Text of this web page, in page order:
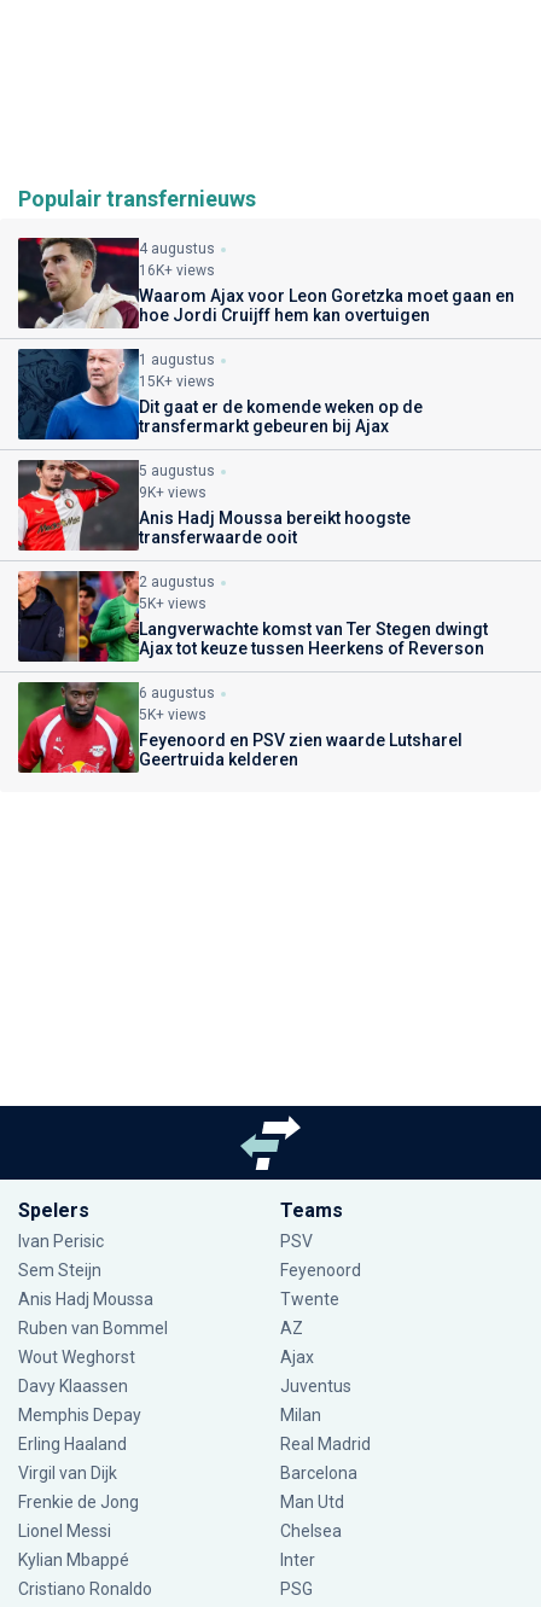
Populair transfernieuws
4 augustus
16K+ views
Waarom Ajax voor Leon Goretzka moet gaan en
hoe Jordi Cruijff hem kan overtuigen
1 augustus
15K+ views
Dit gaat er de komende weken op de
transfermarkt gebeuren bij Ajax
5 augustus
9K+ views
Anis Hadj Moussa bereikt hoogste
transferwaarde ooit
2 augustus
5K+ views
Langverwachte komst van Ter Stegen dwingt
Ajax tot keuze tussen Heerkens of Reverson
6 augustus
5K+ views
Feyenoord en PSV zien waarde Lutsharel
Geertruida kelderen
Spelers
Ivan Perisic
Sem Steijn
Anis Hadj Moussa
Ruben van Bommel
Wout Weghorst
Davy Klaassen
Memphis Depay
Erling Haaland
Virgil van Dijk
Frenkie de Jong
Lionel Messi
Kylian Mbappé
Cristiano Ronaldo
Teams
PSV
Feyenoord
Twente
AZ
Ajax
Juventus
Milan
Real Madrid
Barcelona
Man Utd
Chelsea
Inter
PSG